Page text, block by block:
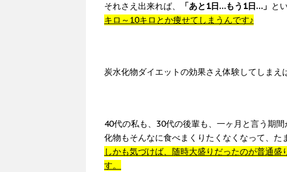
それさえ出来れば、 「あと1日…もう1日…」 と
キロ～10キロとか痩せてしまうんです♪
炭水化物ダイエットの効果さえ体験してしまえ
40代の私も、30代の後輩も、一ヶ月と言う期
化物もそんなに食べまくりたくなくなって、た
しかも気づけば、随時大盛りだったのが普通
す。